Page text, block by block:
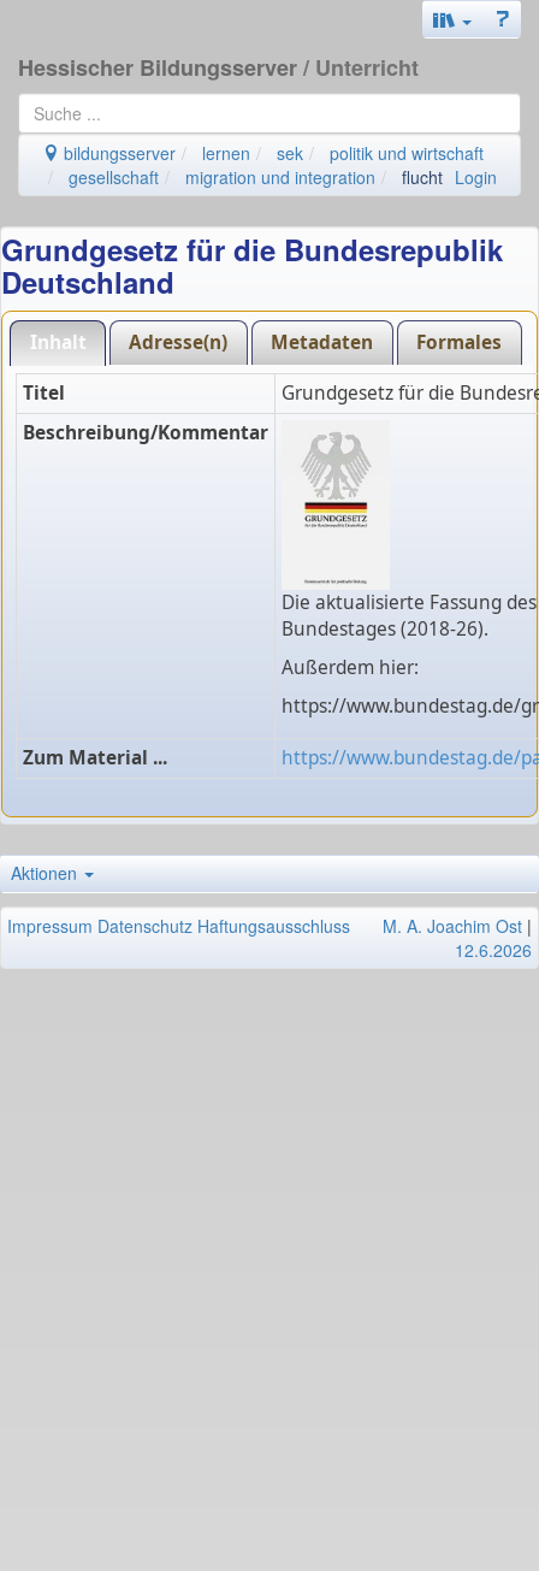
Hessischer Bildungsserver/ Unterricht
bildungsserver lernen sek
politik und wirtschaft
gesellschaft
migration und integration flucht Login
Grundgesetz für die Bundesrepublik
Deutschland
Inhalt Adresse(n) Metadaten Formales
Titel
Grundgesetz für die
Beschreibung/Kommentar
Die aktualisierte Fassung
Bundestages (2018-26).
Außerdem hier:
https://www.bundestag.de/
Zum Material ... https://www.bundestag.de/
Aktionen
Impressum Datenschutz Haftungsausschluss M. A. Joachim Ost |
12.6.2026